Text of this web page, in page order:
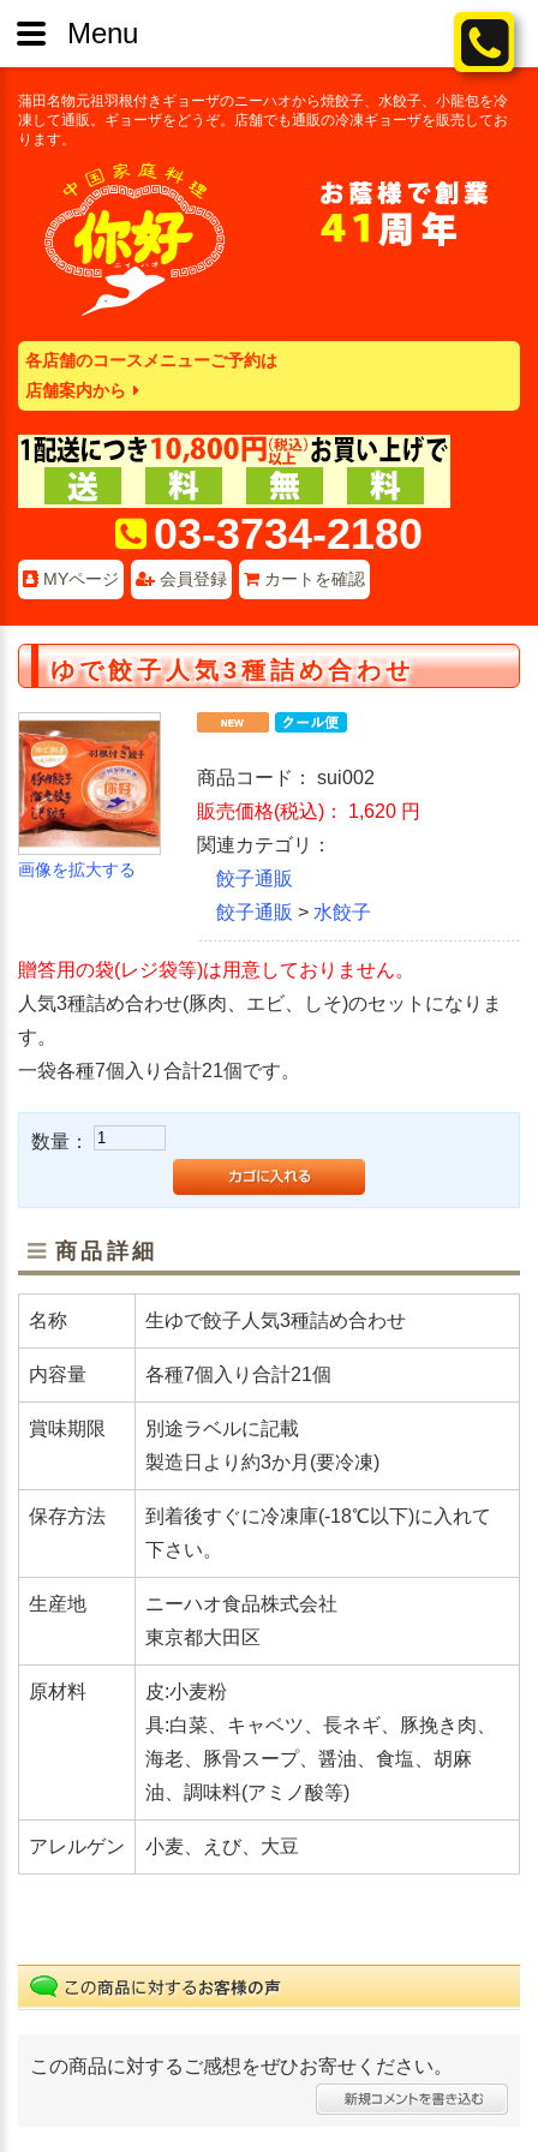
蒲田名物元祖羽根付きギョーザのニーハオから焼餃子、水餃子、小龍包を冷
凍して通販。ギョーザをどうぞ。店舗でも通販の冷凍ギョーザを販売してお
ります。
各店舗のコースメニューご予約は
店舗案内から
03-3734-2180
MYページ 会員登録 カートを確認
ゆで餃子人気3種詰め合わせ
画像を拡大する
商品コード：
sui002
販売価格(税込)：
1,620 円
関連カテゴリ：
餃子通販
餃子通販 > 水餃子
贈答用の袋(レジ袋等)は用意しておりません。
人気3種詰め合わせ(豚肉、エビ、しそ)のセットになりま
す。
一袋各種7個入り合計21個です。
数量：
商品詳細
名称 生ゆで餃子人気3種詰め合わせ
内容量 各種7個入り合計21個
賞味期限
別途ラベルに記載
製造日より約3か月(要冷凍)
保存方法
到着後すぐに冷凍庫(-18℃以下)に入れて
下さい。
生産地
ニーハオ食品株式会社
東京都大田区
原材料
皮:小麦粉
具:白菜、キャベツ、長ネギ、豚挽き肉、
海老、豚骨スープ、醤油、食塩、胡麻
油、調味料(アミノ酸等)
アレルゲン 小麦、えび、大豆
この商品に対するご感想をぜひお寄せください。
Menu